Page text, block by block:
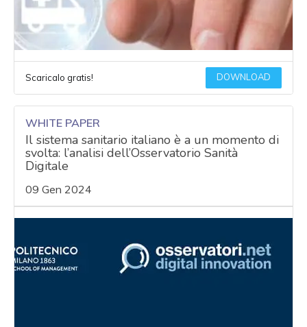
Scaricalo gratis! DOWNLOAD
WHITE PAPER
Il sistema sanitario italiano è a un momento di
svolta: l’analisi dell’Osservatorio Sanità
Digitale
09 Gen 2024